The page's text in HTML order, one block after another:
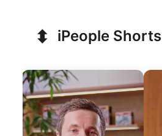
⬍ iPeople Shorts